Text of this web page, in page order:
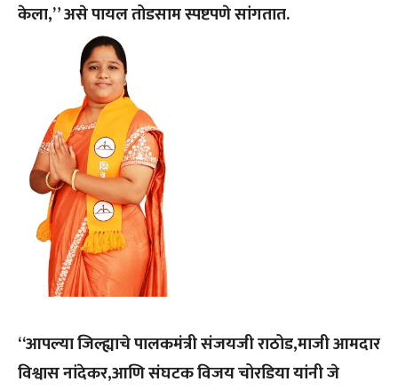
केला,” असे पायल तोडसाम स्पष्टपणे सांगतात.
“आपल्या जिल्ह्याचे पालकमंत्री संजयजी राठोड,माजी आमदार
विश्वास नांदेकर,आणि संघटक विजय चोरडिया यांनी जे